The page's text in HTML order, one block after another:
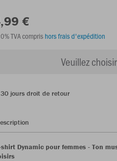
€
TVA compris hors frais d'expédition
Veuillez
30 jours droit de retour
shirt Dynamic pour femmes - Ton